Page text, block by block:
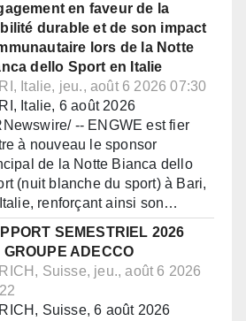
en faveur de la
durable et de son impact
lors de la Notte
dello Sport en Italie
Italie, jeu., août 6 2026 07:30
Italie, 6 août 2026
-- ENGWE est fier
à nouveau le sponsor
de la Notte Bianca dello
(nuit blanche du sport) à Bari,
renforçant ainsi son…
SEMESTRIEL 2026
GROUPE ADECCO
Suisse, jeu., août 6 2026
Suisse, 6 août 2026